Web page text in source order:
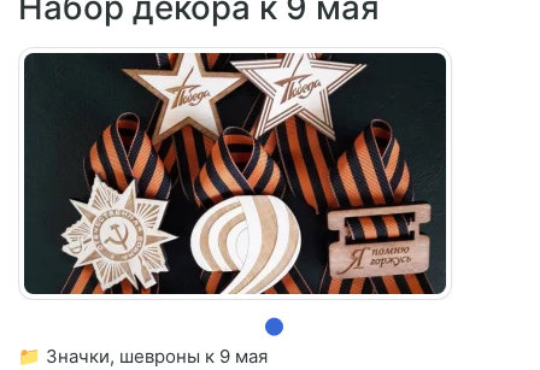
📁 Значки, шевроны к 9 мая